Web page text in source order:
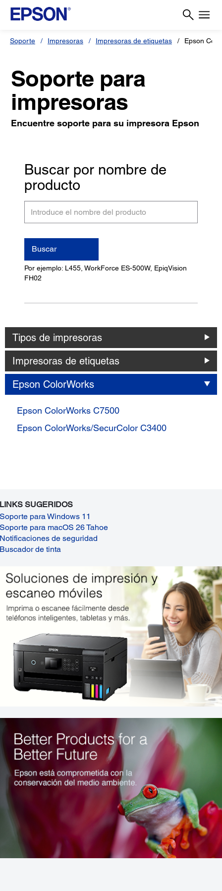
Soporte Impresoras Impresoras de etiquetas Epson
Soporte para
impresoras
Encuentre soporte para su impresora Epson
Buscar por nombre de
producto
del
producto
Buscar
Por ejemplo: L455, WorkForce ES-500W, EpiqVision
FH02
Tipos de impresoras
Impresoras de etiquetas
Epson ColorWorks
Epson ColorWorks C7500
Epson ColorWorks/SecurColor C3400
LINKS SUGERIDOS
Soporte para Windows 11
Soporte para macOS 26 Tahoe
Notificaciones de seguridad
Buscador de tinta